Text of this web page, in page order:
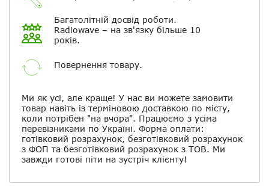
Багатолітній досвід роботи.
Radiowave – на зв'язку більше 10
років.
Повернення товару.
Ми як усі, але краще! У нас ви можете замовити
товар навіть із терміновою доставкою по місту,
коли потрібен "на вчора". Працюємо з усіма
перевізниками по Україні. Форма оплати:
готівковий розрахунок, безготівковий розрахунок
з ФОП та безготівковий розрахунок з ТОВ. Ми
завжди готові піти на зустріч клієнту!